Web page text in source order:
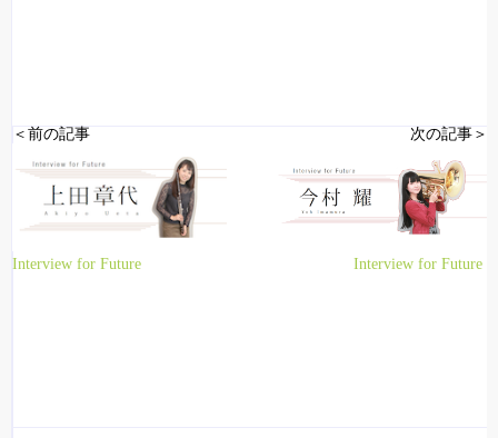
＜前の記事
Interview for Future
次の記事＞
Interview for Future